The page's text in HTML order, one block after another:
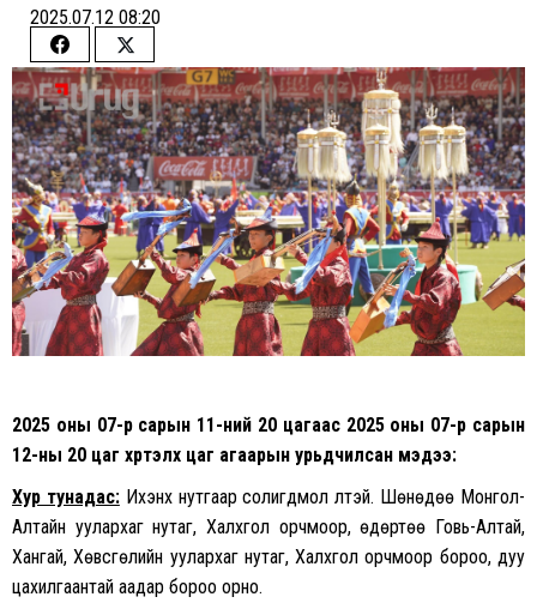
2025.07.12 08:20
Share
on
Facebook
Share
on
Twitter
2025 оны 07-р сарын 11-ний 20 цагаас 2025 оны 07-р сарын
12-ны 20 цаг хүртэлх цаг агаарын урьдчилсан мэдээ:
Хур тунадас:Ихэнх нутгаар солигдмол үүлтэй. Шөнөдөө Монгол-
Алтайн уулархаг нутаг, Халхгол орчмоор, өдөртөө Говь-Алтай,
Хангай, Хөвсгөлийн уулархаг нутаг, Халхгол орчмоор бороо, дуу
цахилгаантай аадар бороо орно.